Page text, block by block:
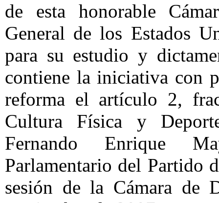
de esta honorable
General de los Estados
para su estudio y
contiene la iniciativa con
reforma el artículo 2,
Cultura Física y
Fernando Enrique
Parlamentario del Partido
sesión de la Cámara de